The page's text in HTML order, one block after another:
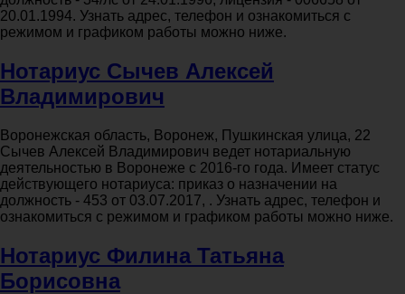
20.01.1994. Узнать адрес, телефон и ознакомиться с
режимом и графиком работы можно ниже.
Нотариус Сычев Алексей
Владимирович
Воронежская область, Воронеж, Пушкинская улица, 22
Сычев Алексей Владимирович ведет нотариальную
деятельностью в Воронеже с 2016-го года. Имеет статус
действующего нотариуса: приказ о назначении на
должность - 453 от 03.07.2017, . Узнать адрес, телефон и
ознакомиться с режимом и графиком работы можно ниже.
Нотариус Филина Татьяна
Борисовна